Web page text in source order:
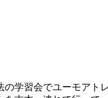
学習会でユーモアト